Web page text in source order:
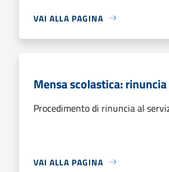
VAI ALLA PAGINA
Mensa scolastica:
Procedimento di rinuncia al
VAI ALLA PAGINA